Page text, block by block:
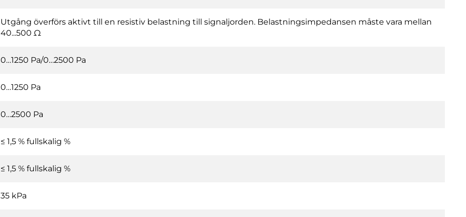
Utgång överförs aktivt till en resistiv belastning till signaljorden. Belastningsimpedansen måste vara mellan
40...500 Ω
0…1250 Pa/0…2500 Pa
0…1250 Pa
0…2500 Pa
≤ 1,5 % fullskalig %
≤ 1,5 % fullskalig %
35 kPa